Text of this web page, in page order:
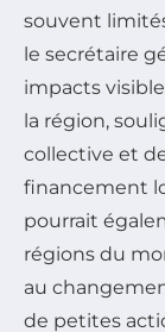
souvent
le secrétaire
impacts
la région,
collective et
financement
pourrait
régions du
au
de petites